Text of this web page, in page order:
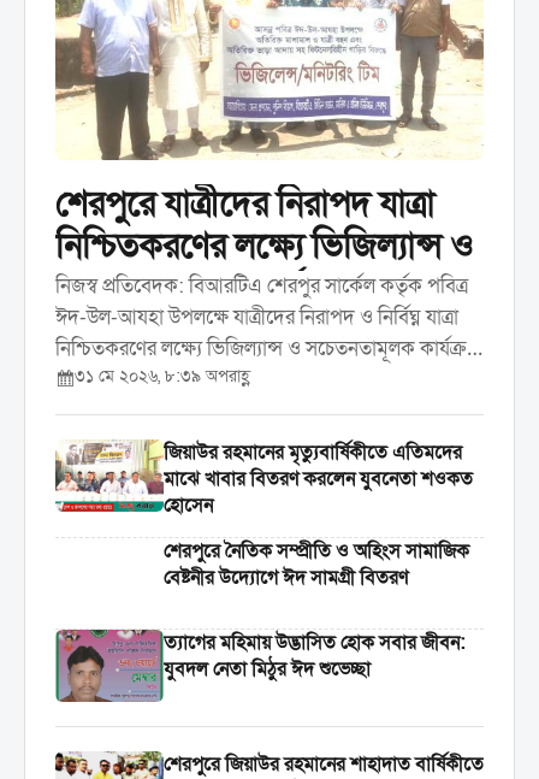
শেরপুরে যাত্রীদের নিরাপদ যাত্রা
নিশ্চিতকরণের লক্ষ্যে ভিজিল্যান্স ও
সচেতনতামূলক কার্যক্রম করেছে
বিআরটিএ
নিজস্ব প্রতিবেদক: বিআরটিএ শেরপুর সার্কেল কর্তৃক পবিত্র
ঈদ-উল-আযহা উপলক্ষে যাত্রীদের নিরাপদ ও নির্বিঘ্ন যাত্রা
নিশ্চিতকরণের লক্ষ্যে ভিজিল্যান্স ও সচেতনতামূলক কার্যক্রম
পরিচালনা করা হয়েছে। রবিবার ৩১ মে দিনব্যাপী শহরের
বিভিন্ন পয়েন্টে এ কার্যক্রম পরিচালনা করা হয়। ...
৩১ মে ২০২৬, ৮:৩৯ অপরাহ্ণ
জিয়াউর রহমানের মৃত্যুবার্ষিকীতে এতিমদের
মাঝে খাবার বিতরণ করলেন যুবনেতা শওকত
হোসেন
শেরপুরে নৈতিক সম্প্রীতি ও অহিংস সামাজিক
বেষ্টনীর উদ্যোগে ঈদ সামগ্রী বিতরণ
‎ত্যাগের মহিমায় উদ্ভাসিত হোক সবার জীবন:
যুবদল নেতা মিঠুর ঈদ শুভেচ্ছা
শেরপুরে জিয়াউর রহমানের শাহাদাত বার্ষিকীতে